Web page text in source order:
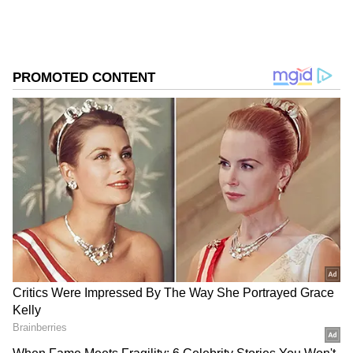
కొందరు ఆకతాయిలు, మందు తాగే బ్యాచ్ ఉంటారు. వాళ్లు
DOWNLOAD APP